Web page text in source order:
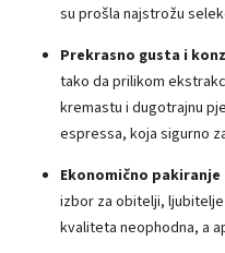
su prošla najstrožu
Prekrasno gusta i
tako da prilikom
kremastu i dugotrajnu
espressa, koja sigurno
Ekonomično pakiranje
izbor za obitelji,
kvaliteta neophodna, a